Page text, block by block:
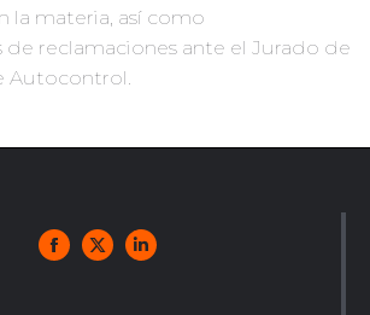
la materia, así como
reclamaciones ante el Jurado de
Autocontrol.